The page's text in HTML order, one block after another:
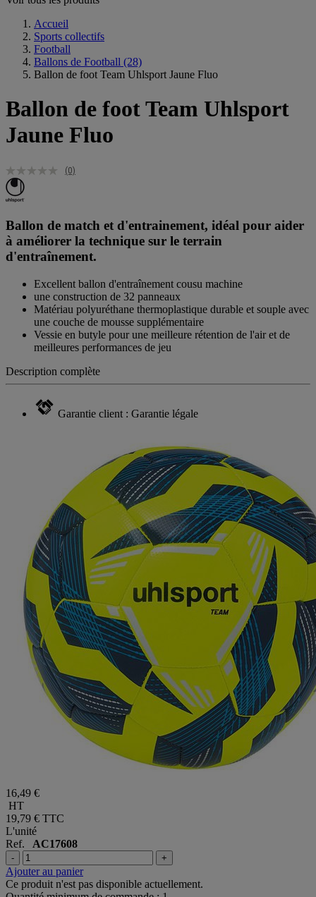
Accueil
Sports collectifs
Football
Ballons de Football (28)
Ballon de foot Team Uhlsport Jaune Fluo
Ballon de foot Team Uhlsport
Jaune Fluo
(0)
Ballon de match et d'entrainement, idéal pour aider
à améliorer la technique sur le terrain
d'entraînement.
Excellent ballon d'entraînement cousu machine
une construction de 32 panneaux
Matériau polyuréthane thermoplastique durable et souple avec
une couche de mousse supplémentaire
Vessie en butyle pour une meilleure rétention de l'air et de
meilleures performances de jeu
Description complète
Garantie client : Garantie légale
16,49 €
HT
19,79 € TTC
L'unité
Ref. AC17608
- +
Ajouter au panier
Ce produit n'est pas disponible actuellement.